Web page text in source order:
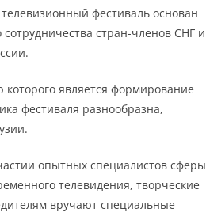
фестиваль основан
стран-членов СНГ и
является формирование
фестиваля разнообразна,
опытных специалистов сферы
телевидения, творческие
вручают специальные